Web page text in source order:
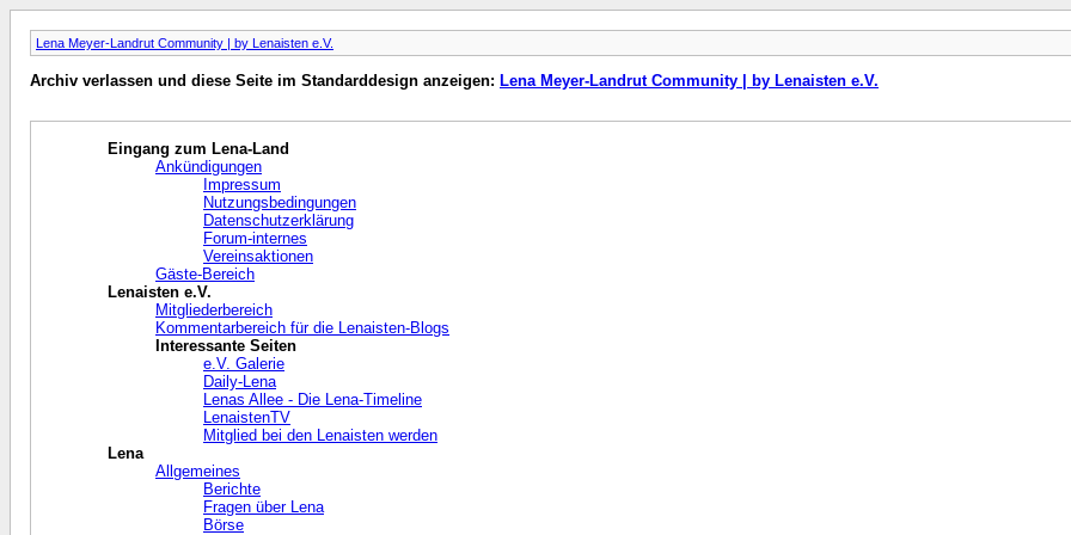
Lena Meyer-Landrut Community | by Lenaisten e.V.
Archiv verlassen und diese Seite im Standarddesign anzeigen: Lena Meyer-Landrut Community | by Lenaisten e.V.
Eingang zum Lena-Land
Ankündigungen
Impressum
Nutzungsbedingungen
Datenschutzerklärung
Forum-internes
Vereinsaktionen
Gäste-Bereich
Lenaisten e.V.
Mitgliederbereich
Kommentarbereich für die Lenaisten-Blogs
Interessante Seiten
e.V. Galerie
Daily-Lena
Lenas Allee - Die Lena-Timeline
LenaistenTV
Mitglied bei den Lenaisten werden
Lena
Allgemeines
Berichte
Fragen über Lena
Börse